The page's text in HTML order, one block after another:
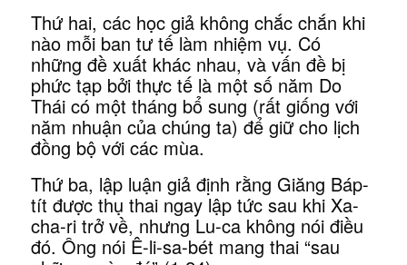
Thứ hai, các học giả không chắc chắn khi
nào mỗi ban tư tế làm nhiệm vụ. Có
những đề xuất khác nhau, và vấn đề bị
phức tạp bởi thực tế là một số năm Do
Thái có một tháng bổ sung (rất giống với
năm nhuận của chúng ta) để giữ cho lịch
đồng bộ với các mùa.
Thứ ba, lập luận giả định rằng Giăng Báp-
tít được thụ thai ngay lập tức sau khi Xa-
cha-ri trở về, nhưng Lu-ca không nói điều
đó. Ông nói Ê-li-sa-bét mang thai “sau